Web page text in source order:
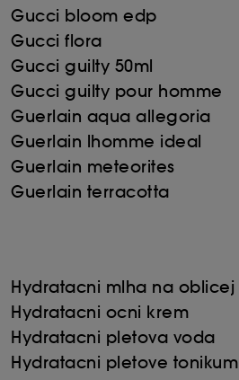
Gucci bloom edp
Gucci flora
Gucci guilty 50ml
Gucci guilty pour homme
Guerlain aqua allegoria
Guerlain lhomme ideal
Guerlain meteorites
Guerlain terracotta
Hydratacni mlha na oblicej
Hydratacni ocni krem
Hydratacni pletova voda
Hydratacni pletove tonikum